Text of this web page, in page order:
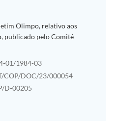
Olimpo, relativo aos
publicado pelo Comité
01/1984-03
COP/DOC/23/000054
D-00205